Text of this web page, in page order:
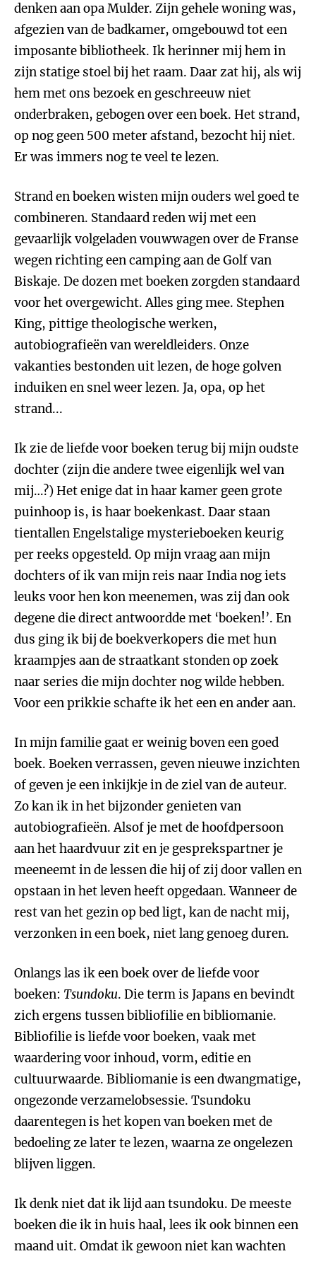
denken aan opa Mulder. Zijn gehele woning was,
afgezien van de badkamer, omgebouwd tot een
imposante bibliotheek. Ik herinner mij hem in
zijn statige stoel bij het raam. Daar zat hij, als wij
hem met ons bezoek en geschreeuw niet
onderbraken, gebogen over een boek. Het strand,
op nog geen 500 meter afstand, bezocht hij niet.
Er was immers nog te veel te lezen.
Strand en boeken wisten mijn ouders wel goed te
combineren. Standaard reden wij met een
gevaarlijk volgeladen vouwwagen over de Franse
wegen richting een camping aan de Golf van
Biskaje. De dozen met boeken zorgden standaard
voor het overgewicht. Alles ging mee. Stephen
King, pittige theologische werken,
autobiografieën van wereldleiders. Onze
vakanties bestonden uit lezen, de hoge golven
induiken en snel weer lezen. Ja, opa, op het
strand...
Ik zie de liefde voor boeken terug bij mijn oudste
dochter (zijn die andere twee eigenlijk wel van
mij…?) Het enige dat in haar kamer geen grote
puinhoop is, is haar boekenkast. Daar staan
tientallen Engelstalige mysterieboeken keurig
per reeks opgesteld. Op mijn vraag aan mijn
dochters of ik van mijn reis naar India nog iets
leuks voor hen kon meenemen, was zij dan ook
degene die direct antwoordde met ‘boeken!’. En
dus ging ik bij de boekverkopers die met hun
kraampjes aan de straatkant stonden op zoek
naar series die mijn dochter nog wilde hebben.
Voor een prikkie schafte ik het een en ander aan.
In mijn familie gaat er weinig boven een goed
boek. Boeken verrassen, geven nieuwe inzichten
of geven je een inkijkje in de ziel van de auteur.
Zo kan ik in het bijzonder genieten van
autobiografieën. Alsof je met de hoofdpersoon
aan het haardvuur zit en je gesprekspartner je
meeneemt in de lessen die hij of zij door vallen en
opstaan in het leven heeft opgedaan. Wanneer de
rest van het gezin op bed ligt, kan de nacht mij,
verzonken in een boek, niet lang genoeg duren.
Onlangs las ik een boek over de liefde voor
boeken: Tsundoku. Die term is Japans en bevindt
zich ergens tussen bibliofilie en bibliomanie.
Bibliofilie is liefde voor boeken, vaak met
waardering voor inhoud, vorm, editie en
cultuurwaarde. Bibliomanie is een dwangmatige,
ongezonde verzamelobsessie. Tsundoku
daarentegen is het kopen van boeken met de
bedoeling ze later te lezen, waarna ze ongelezen
blijven liggen.
Ik denk niet dat ik lijd aan tsundoku. De meeste
boeken die ik in huis haal, lees ik ook binnen een
maand uit. Omdat ik gewoon niet kan wachten